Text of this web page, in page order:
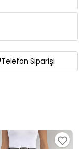
Telefon Siparişi